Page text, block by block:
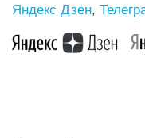
Яндекс Дзен,